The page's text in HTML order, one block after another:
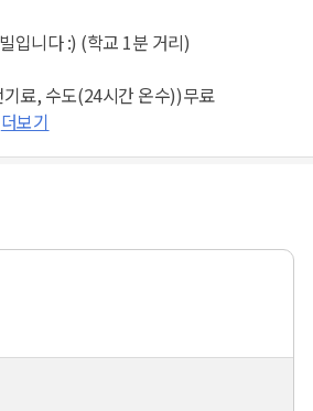
입니다 :) (학교 1분 거리)
료, 수도(24시간 온수))무료
더보기